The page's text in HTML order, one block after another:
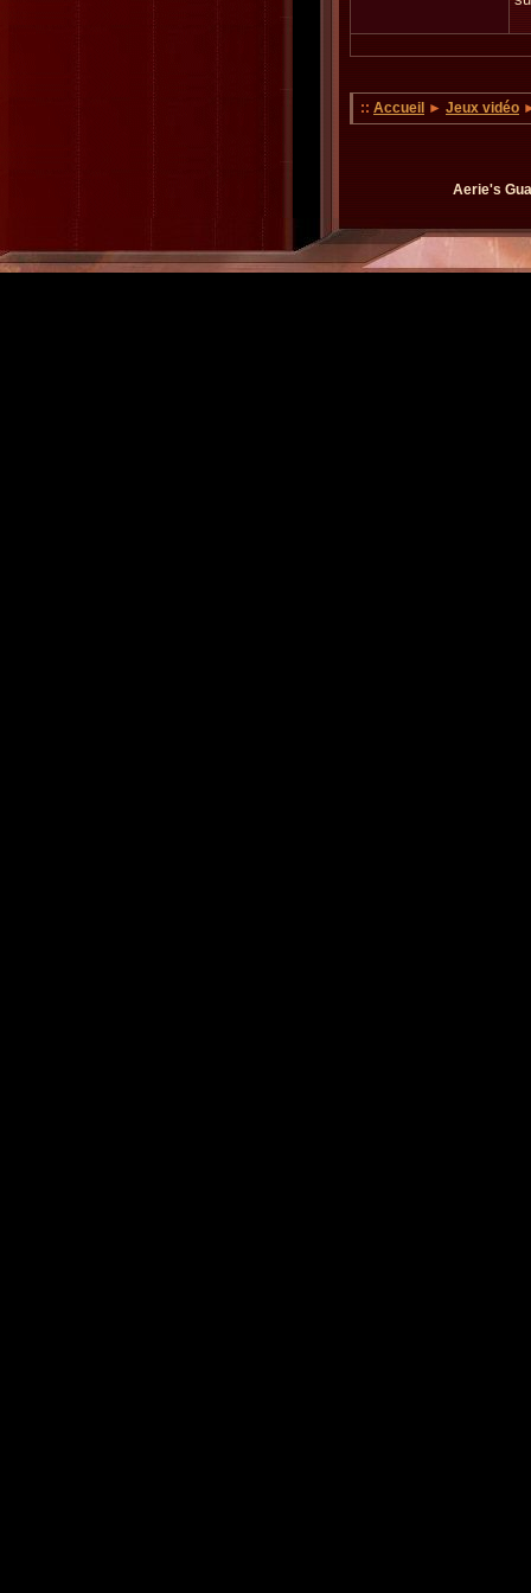
:: Accueil ► Jeux vidéo
Aerie's